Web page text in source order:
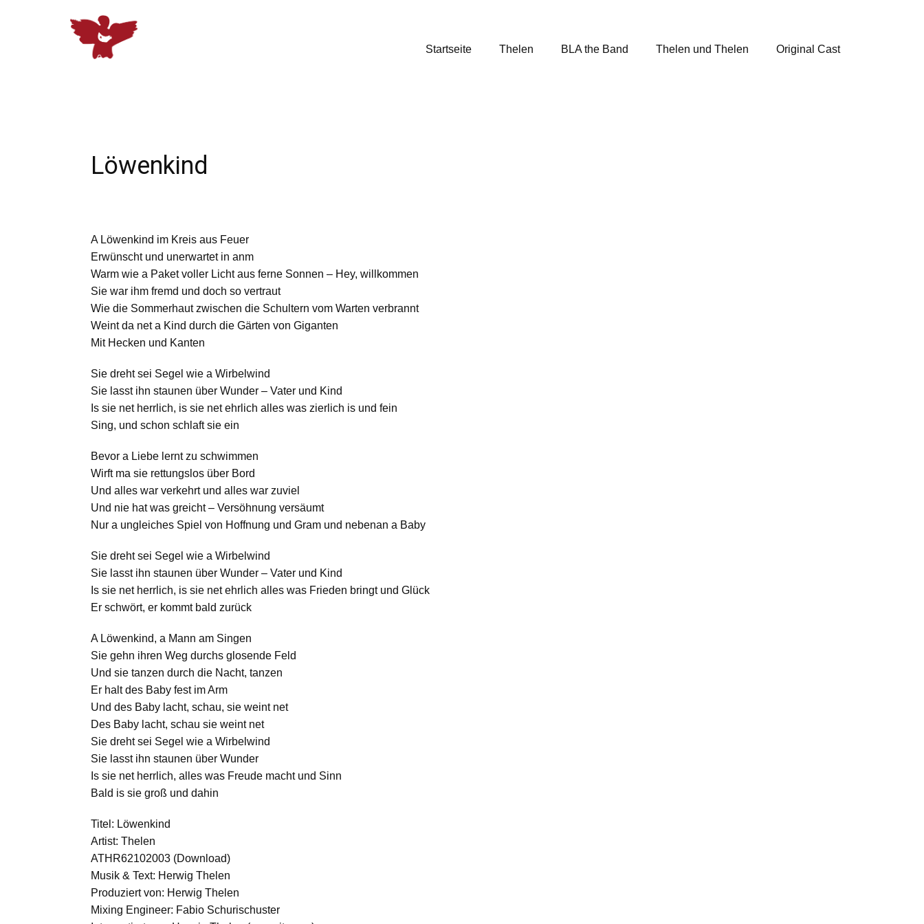
Startseite Thelen BLA the Band Thelen und Thelen Original Cast
Löwenkind
A Löwenkind im Kreis aus Feuer
Erwünscht und unerwartet in anm
Warm wie a Paket voller Licht aus ferne Sonnen – Hey, willkommen
Sie war ihm fremd und doch so vertraut
Wie die Sommerhaut zwischen die Schultern vom Warten verbrannt
Weint da net a Kind durch die Gärten von Giganten
Mit Hecken und Kanten
Sie dreht sei Segel wie a Wirbelwind
Sie lasst ihn staunen über Wunder – Vater und Kind
Is sie net herrlich, is sie net ehrlich alles was zierlich is und fein
Sing, und schon schlaft sie ein
Bevor a Liebe lernt zu schwimmen
Wirft ma sie rettungslos über Bord
Und alles war verkehrt und alles war zuviel
Und nie hat was greicht – Versöhnung versäumt
Nur a ungleiches Spiel von Hoffnung und Gram und nebenan a Baby
Sie dreht sei Segel wie a Wirbelwind
Sie lasst ihn staunen über Wunder – Vater und Kind
Is sie net herrlich, is sie net ehrlich alles was Frieden bringt und Glück
Er schwört, er kommt bald zurück
A Löwenkind, a Mann am Singen
Sie gehn ihren Weg durchs glosende Feld
Und sie tanzen durch die Nacht, tanzen
Er halt des Baby fest im Arm
Und des Baby lacht, schau, sie weint net
Des Baby lacht, schau sie weint net
Sie dreht sei Segel wie a Wirbelwind
Sie lasst ihn staunen über Wunder
Is sie net herrlich, alles was Freude macht und Sinn
Bald is sie groß und dahin
Titel: Löwenkind
Artist: Thelen
ATHR62102003 (Download)
Musik & Text: Herwig Thelen
Produziert von: Herwig Thelen
Mixing Engineer: Fabio Schurischuster